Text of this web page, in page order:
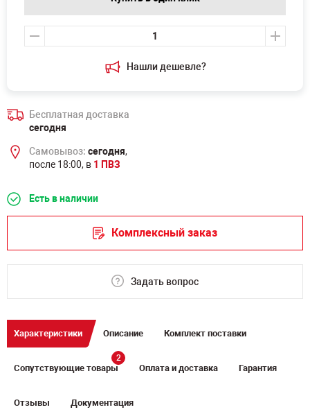
Нашли дешевле?
Бесплатная доставка
сегодня
Самовывоз: сегодня,
после 18:00, в 1 ПВЗ
Есть в наличии
Комплексный заказ
Задать вопрос
Характеристики Описание Комплект поставки
Сопутствующие товары
2
Оплата и доставка Гарантия
Отзывы Документация